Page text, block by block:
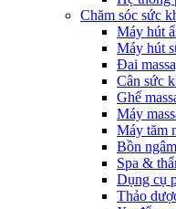
Chăm sóc sức
Máy hút
Máy hút
Đai
Cân sức
Ghế
Máy
Máy tăm
Bồn
Spa &
Dụng cụ
Thảo